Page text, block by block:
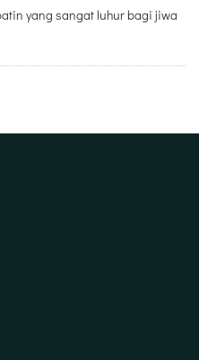
yang sangat luhur bagi jiwa